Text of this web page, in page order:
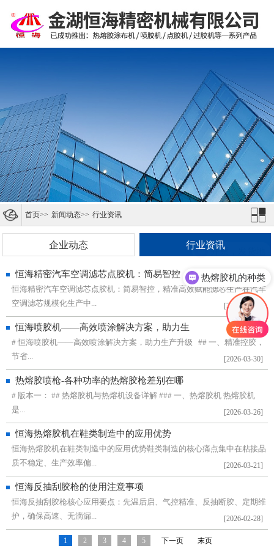
首页>> 新闻动态>> 行业资讯
企业动态 行业资讯
恒海精密汽车空调滤芯点胶机：简易智控，
恒海精密汽车空调滤芯点胶机：简易智控，精准高效赋能滤芯生产在汽车
空调滤芯规模化生产中...
[2026-06-06]
恒海喷胶机——高效喷涂解决方案，助力生
# 恒海喷胶机——高效喷涂解决方案，助力生产升级 ## 一、精准控胶，
节省...
[2026-03-30]
热熔胶喷枪-各种功率的热熔胶枪差别在哪
# 版本一： ## 热熔胶机与热熔机设备详解 ### 一、热熔胶机 热熔胶机
是...
[2026-03-26]
恒海热熔胶机在鞋类制造中的应用优势
恒海热熔胶机在鞋类制造中的应用优势鞋类制造的核心痛点集中在粘接品
质不稳定、生产效率偏...
[2026-03-21]
恒海反抽刮胶枪的使用注意事项
恒海反抽刮胶枪核心应用要点：先温后启、气控精准、反抽断胶、定期维
护，确保高速、无滴漏...
[2026-02-28]
1 2 3 4 5 下一页 末页
热熔胶机的种类
开票，发货地